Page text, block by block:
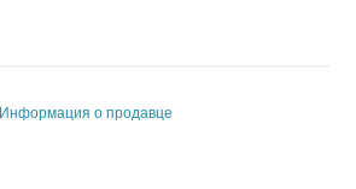
Информация о продавце